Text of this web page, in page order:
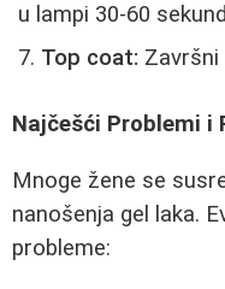
u lampi 30-60
Top coat:
Najčešći Problemi i
Mnoge žene se
nanošenja gel laka.
probleme: